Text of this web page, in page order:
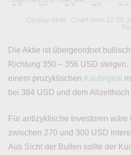
Corpay Aktie: Chart vom
Die Aktie ist übergeordnet
Richtung 350 – 356 USD
einem prozyklischen Kaufsignal
bei 384 USD und dem
Für antizyklische Investoren
zwischen 270 und 300 USD
Aus Sicht der Bullen sollte der